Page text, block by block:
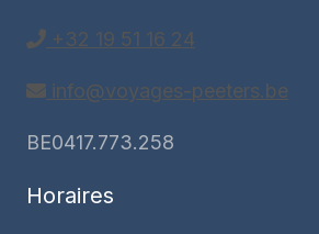
+32 19 51 16 24
info@voyages-peeters.be
BE0417.773.258
Horaires